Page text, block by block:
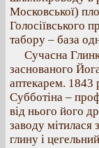
Московської)
Голосіївського
табору – база
Сучасна
заснованого
аптекарем. 1843
Субботіна –
від нього його
заводу
глину і